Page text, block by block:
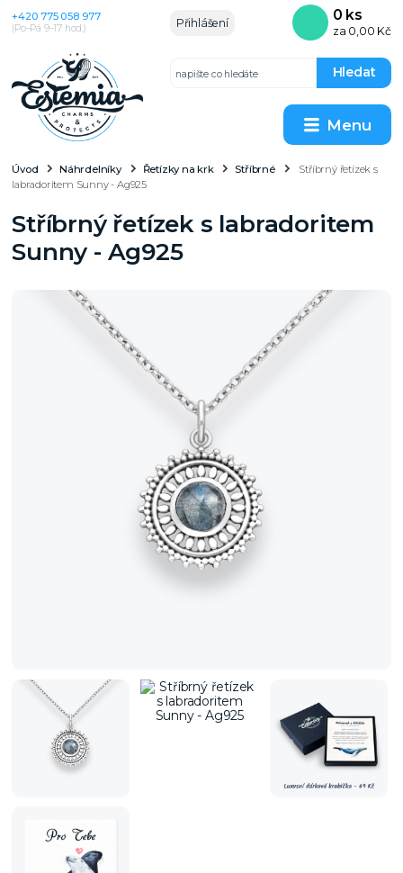
Menu
Přihlášení
Hledat
+420 775 058 977
(Po–Pá 9–17 hod.)
0 ks
za 0,00 Kč
Úvod Náhrdelníky Řetízky na krk Stříbrné
Stříbrný řetízek s
labradoritem Sunny - Ag925
Stříbrný řetízek s labradoritem
Sunny - Ag925